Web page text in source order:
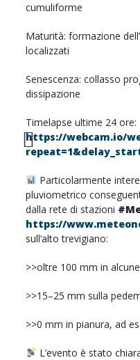
cumuliforme
Maturità: formazione
localizzati
Senescenza: collasso
dissipazione
Timelapse ultime 24 ore:
https://webcam.io/
Particolarmente
pluviometrico
dalla rete di stazioni
https://
sull’alto trevigiano:
>>oltre 100 mm in
>>15–25 mm sulla
>>0 mm in pianura, ad
L’evento è stato